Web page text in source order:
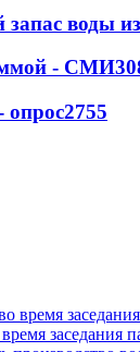
воды
- СМИ
опрос2755
заседания